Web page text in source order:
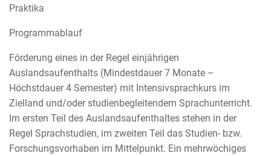
Praktika
Programmablauf
Förderung eines in der Regel einjährigen
Auslandsaufenthalts (Mindestdauer 7 Monate –
Höchstdauer 4 Semester) mit Intensivsprachkurs im
Zielland und/oder studienbegleitendem Sprachunterricht.
Im ersten Teil des Auslandsaufenthaltes stehen in der
Regel Sprachstudien, im zweiten Teil das Studien- bzw.
Forschungsvorhaben im Mittelpunkt. Ein mehrwöchiges